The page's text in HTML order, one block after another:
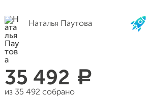
Наталья Паутова
35 492 a
из 35 492 собрано